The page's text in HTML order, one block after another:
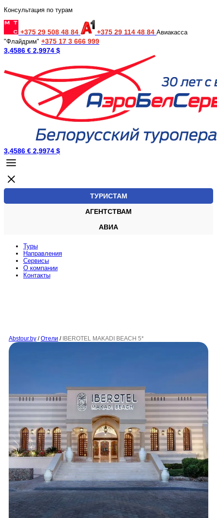
Консультация по турам
+375 29 508 48 84 +375 29 114 48 84 Авиакасса
"Флайдрим" +375 17 3 666 999
3,4586 € 2,9974 $
3,4586 € 2,9974 $
ТУРИСТАМ
АГЕНТСТВАМ
АВИА
Туры
Направления
Сервисы
O компании
Контакты
Abstour.by / Отели / IBEROTEL MAKADI BEACH 5*